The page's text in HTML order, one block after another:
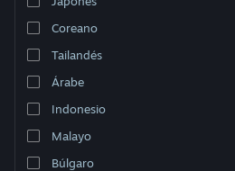
Descargar Steam Mobile
Ver versión clásica
Coreano
Tailandés
Árabe
Indonesio
Malayo
Búlgaro
títulos basándose en tus preferencias.